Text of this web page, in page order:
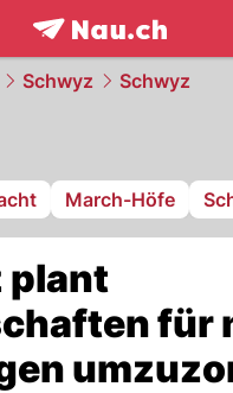
frontpage.NAU.ch
Schwyz Schwyz
March-Höfe
plant
für